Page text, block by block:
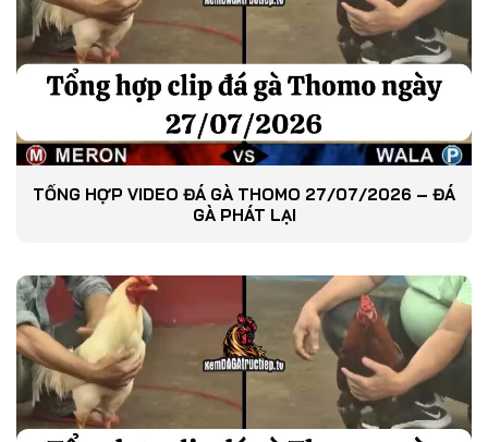
TỔNG HỢP VIDEO ĐÁ GÀ THOMO 27/07/2026 – ĐÁ
GÀ PHÁT LẠI